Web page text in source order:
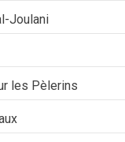
Joulani
les Pèlerins